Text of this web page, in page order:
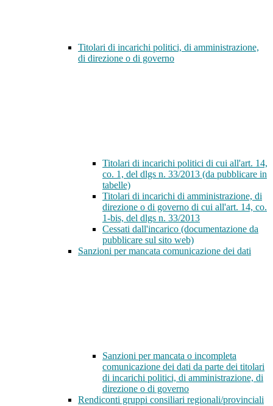
Titolari di incarichi politici, di amministrazione,
di direzione o di governo
Titolari di incarichi politici di cui all'art. 14,
co. 1, del dlgs n. 33/2013 (da pubblicare in
tabelle)
Titolari di incarichi di amministrazione, di
direzione o di governo di cui all'art. 14, co.
1-bis, del dlgs n. 33/2013
Cessati dall'incarico (documentazione da
pubblicare sul sito web)
Sanzioni per mancata comunicazione dei dati
Sanzioni per mancata o incompleta
comunicazione dei dati da parte dei titolari
di incarichi politici, di amministrazione, di
direzione o di governo
Rendiconti gruppi consiliari regionali/provinciali